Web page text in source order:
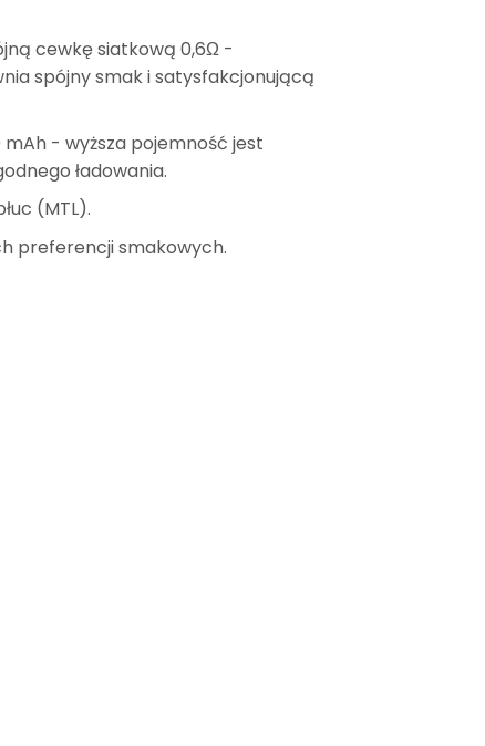
cewkę siatkową 0,6Ω -
spójny smak i satysfakcjonującą
- wyższa pojemność jest
ładowania.
(MTL).
preferencji smakowych.